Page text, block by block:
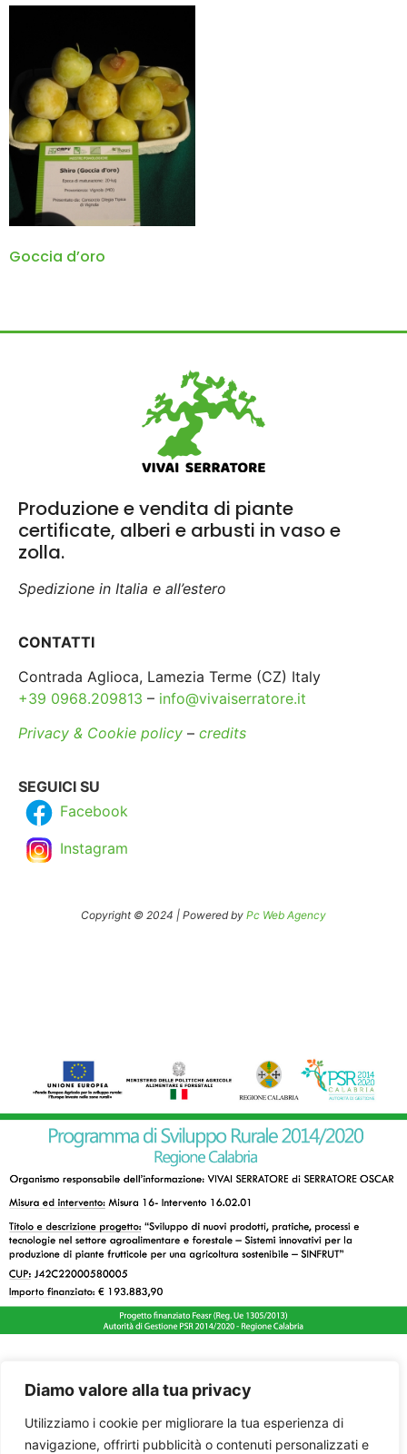
Diamo valore alla tua privacy
Utilizziamo i cookie per migliorare la tua esperienza di
navigazione, offrirti pubblicità o contenuti personalizzati e
Goccia d’oro
Produzione e vendita di piante
certificate, alberi e arbusti in vaso e
zolla.
Spedizione in Italia e all’estero
CONTATTI
Contrada Aglioca, Lamezia Terme (CZ) Italy
+39 0968.209813 – info@vivaiserratore.it
Privacy & Cookie policy – credits
SEGUICI SU
Facebook
Instagram
Copyright © 2024 | Powered by Pc Web Agency